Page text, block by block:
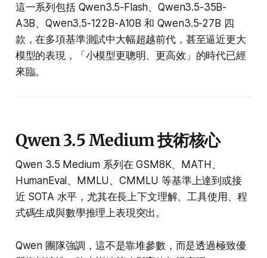
這一系列包括 Qwen3.5-Flash、Qwen3.5-35B-
A3B、Qwen3.5-122B-A10B 和 Qwen3.5-27B 四
款，在多項基準測試中大幅超越前代，甚至逼近更大
模型的表現，「小模型更聰明、更高效」的時代已經
來臨。
Qwen 3.5 Medium 技術核心
Qwen 3.5 Medium 系列在 GSM8K、MATH、
HumanEval、MMLU、CMMLU 等基準上達到或接
近 SOTA 水平，尤其在長上下文理解、工具使用、程
式碼生成與數學推理上表現突出。
Qwen 團隊強調，這不是靠堆參數，而是透過極致優